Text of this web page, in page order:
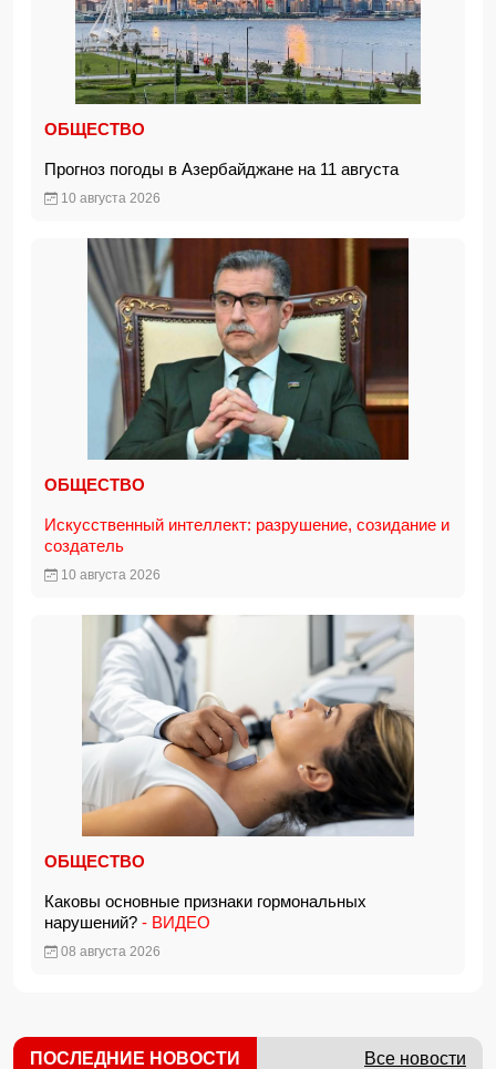
ОБЩЕСТВО
Прогноз погоды в Азербайджане на 11 августа
10 августа 2026
ОБЩЕСТВО
Искусственный интеллект: разрушение, созидание и
создатель
10 августа 2026
ОБЩЕСТВО
Каковы основные признаки гормональных
нарушений? - ВИДЕО
08 августа 2026
ПОСЛЕДНИЕ НОВОСТИ Все новости